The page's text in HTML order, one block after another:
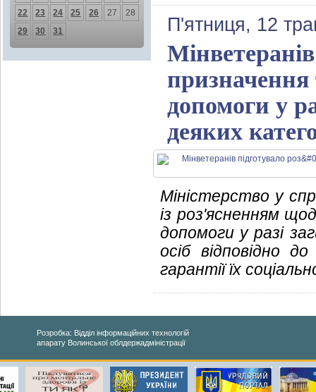
22
23 24 25 26 27
28
29
30 31 П'ятниця, 12
призначення
допомоги у
деяких
Міністерство у
із роз'ясненням
допомоги у разі
осіб відповідно
гарантії їх
Розробка: Відділ інформаційних технологій
апарату Волинської облдержадміністрації